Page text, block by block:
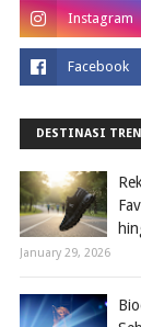
DESTINASI
January 29, 2026